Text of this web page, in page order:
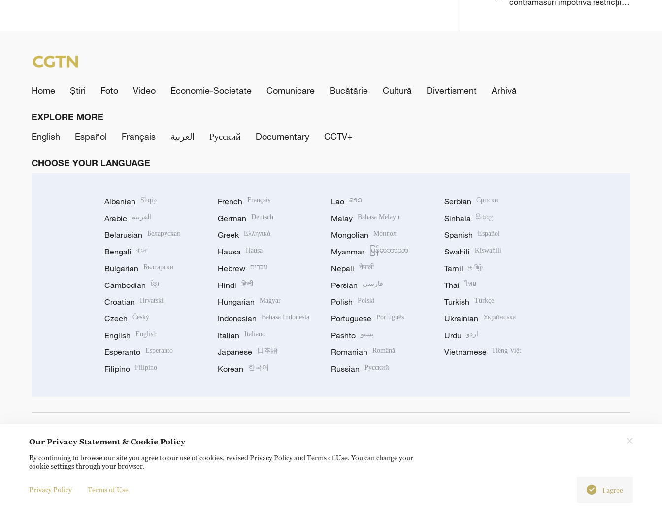
contramăsuri împotriva restricţiilor
Home Știri Foto Video Economie-Societate Comunicare Bucătărie Cultură Divertisment Arhivă
EXPLORE MORE
English
Español Français العربية Русский Documentary CCTV+
CHOOSE YOUR LANGUAGE
Albanian Shqip
Arabic العربية
Belarusian Беларуская
Bengali বাংলা
Bulgarian Български
Cambodian ខ្មែរ
Croatian Hrvatski
Czech Český
English English
Esperanto Esperanto
Filipino Filipino
French Français
German Deutsch
Greek Ελληνικά
Hausa Hausa
Hebrew עברית
Hindi हिन्दी
Hungarian Magyar
Indonesian Bahasa Indonesia
Italian Italiano
Japanese 日本語
Korean 한국어
Lao ລາວ
Malay Bahasa Melayu
Mongolian Монгол
Myanmar မြန်မာဘာသာ
Nepali नेपाली
Persian فارسی
Polish Polski
Portuguese Português
Pashto پښتو
Romanian Română
Russian Русский
Serbian Српски
Sinhala සිංහල
Spanish Español
Swahili Kiswahili
Tamil தமிழ்
Thai ไทย
Turkish Türkçe
Ukrainian Українська
Urdu اردو
Vietnamese Tiếng Việt
Copyright © 2024 CGTN. 京ICP备20000184号
Our Privacy Statement & Cookie Policy
By continuing to browse our site you agree to our use of cookies, revised Privacy Policy and Terms of Use. You can change your
cookie settings through your browser.
Privacy Policy Terms of Use I agree